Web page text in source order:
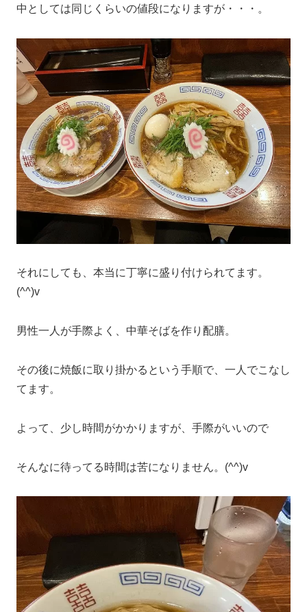
中としては同じくらいの値段になりますが・・・。
それにしても、本当に丁寧に盛り付けられてます。
(^^)v
男性一人が手際よく、中華そばを作り配膳。
その後に焼飯に取り掛かるという手順で、一人でこなし
てます。
よって、少し時間がかかりますが、手際がいいので
そんなに待ってる時間は苦になりません。(^^)v